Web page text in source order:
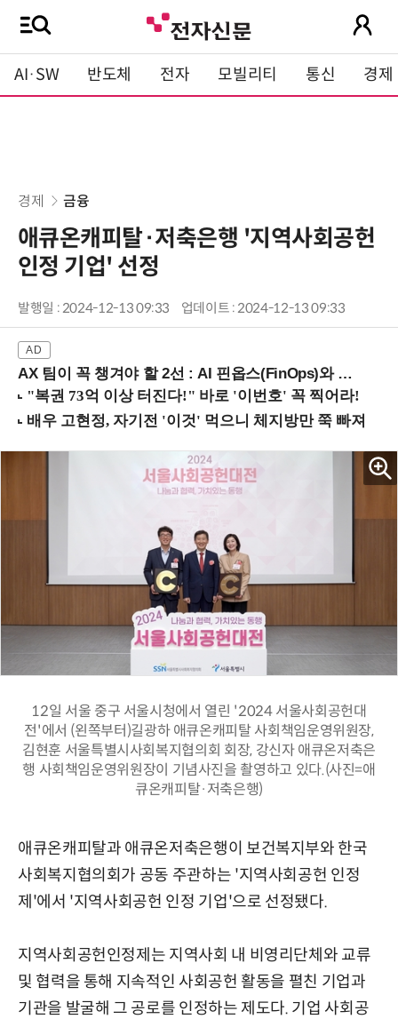
AI·SW 반도체 전자 모빌리티 통신 경제
경제 금융
애큐온캐피탈·저축은행 '지역사회공헌
인정 기업' 선정
발행일 : 2024-12-13 09:33 업데이트 : 2024-12-13 09:33
AX 팀이 꼭 챙겨야 할 2선 : AI 핀옵스(FinOps)와 토큰 거버넌스 (8/21 잠실역)
12일 서울 중구 서울시청에서 열린 '2024 서울사회공헌대
전'에서 (왼쪽부터)길광하 애큐온캐피탈 사회책임운영위원장,
김현훈 서울특별시사회복지협의회 회장, 강신자 애큐온저축은
행 사회책임운영위원장이 기념사진을 촬영하고 있다.(사진=애
큐온캐피탈·저축은행)
애큐온캐피탈과 애큐온저축은행이 보건복지부와 한국
사회복지협의회가 공동 주관하는 '지역사회공헌 인정
제'에서 '지역사회공헌 인정 기업'으로 선정됐다.
지역사회공헌인정제는 지역사회 내 비영리단체와 교류
및 협력을 통해 지속적인 사회공헌 활동을 펼친 기업과
기관을 발굴해 그 공로를 인정하는 제도다. 기업 사회공